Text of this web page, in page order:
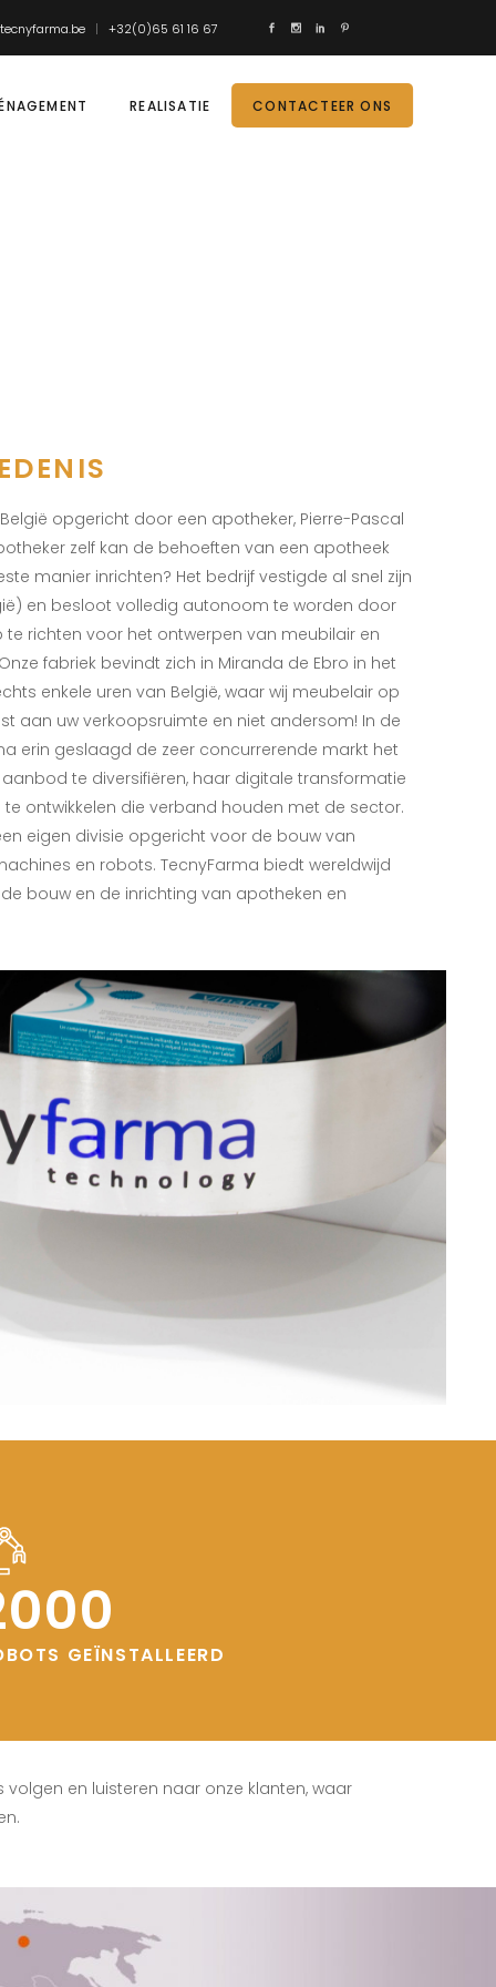
+32(0)65 61 16 67
REALISATIE CONTACTEER ONS
België opgericht door een apotheker, Pierre-Pascal
zelf kan de behoeften van een apotheek
manier inrichten? Het bedrijf vestigde al snel zijn
en besloot volledig autonoom te worden door
te richten voor het ontwerpen van meubilair en
fabriek bevindt zich in Miranda de Ebro in het
enkele uren van België, waar wij meubelair op
aan uw verkoopsruimte en niet andersom! In de
erin geslaagd de zeer concurrerende markt het
te diversifiëren, haar digitale transformatie
ontwikkelen die verband houden met de sector.
eigen divisie opgericht voor de bouw van
en robots. TecnyFarma biedt wereldwijd
bouw en de inrichting van apotheken en
GEÏNSTALLEERD
volgen en luisteren naar onze klanten, waar